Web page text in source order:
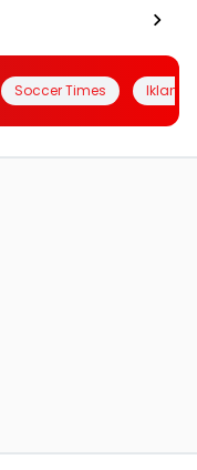
Soccer Times Iklanin